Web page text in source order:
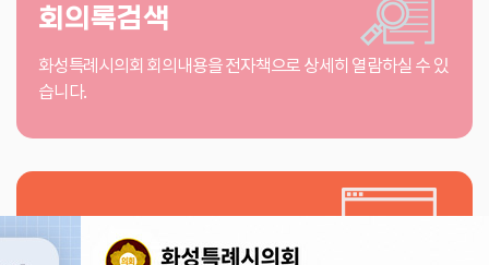
회의록검색
화성특례시의회 회의내용을 전자책으로 상세히 열람하실 수 있
습니다.
인터넷방송